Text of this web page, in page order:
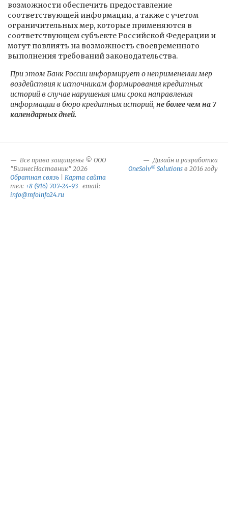
возможности обеспечить предоставление
соответствующей информации, а также с учетом
ограничительных мер, которые применяются в
соответствующем субъекте Российской Федерации и
могут повлиять на возможность своевременного
выполнения требований законодательства.
При этом Банк России информирует о неприменении мер
воздействия к источникам формирования кредитных
историй в случае нарушения ими срока направления
информации в бюро кредитных историй, не более чем на 7
календарных дней.
Все права защищены © ООО
"БизнесНаставник" 2026
Обратная связь
Карта сайта
тел: +8 (916) 707-24-93 email:
info@mfoinfo24.ru
Дизайн и разработка
OneSolv® Solutions в 2016 году